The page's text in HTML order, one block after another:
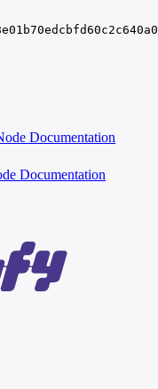
Documentation
Documentation